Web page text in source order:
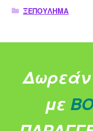
ΞΕΠΟΥΛΗΜΑ
με